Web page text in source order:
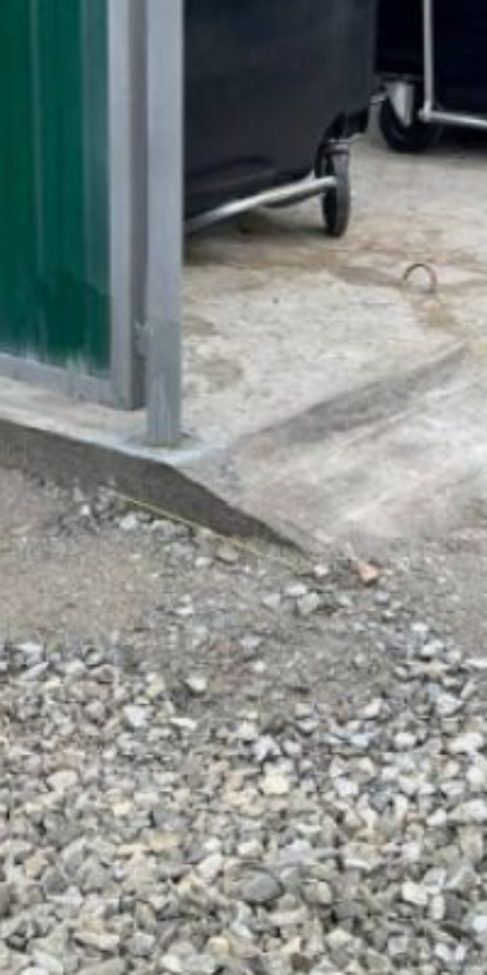
что администрация города
будет отвечать за их
информирует
министерство жилищно-
коммунального хозяйства
Хабаровского края.
Валерий Дунисов
объяснил, что организация
мест для сбора твёрдых
коммунальных отходов,
особенно в частном
секторе, в первую
очередь направлена
на удовлетворение
потребностей населения.
Организация мест идет
по плану. Новыеточки
оперативно заносятся
в маршрутные листы
перевозчиков, которые
уже начали вывоз отходов
согласно утверждённым
санитарным нормам
и правилам.
Отметим, что в 2022—
2023 годах Хабаровск
получил около 50
миллионов рублей
из регионального бюджета
на строительство
контейнерных площадок
и покупку накопителей.
В ТЕМУ: